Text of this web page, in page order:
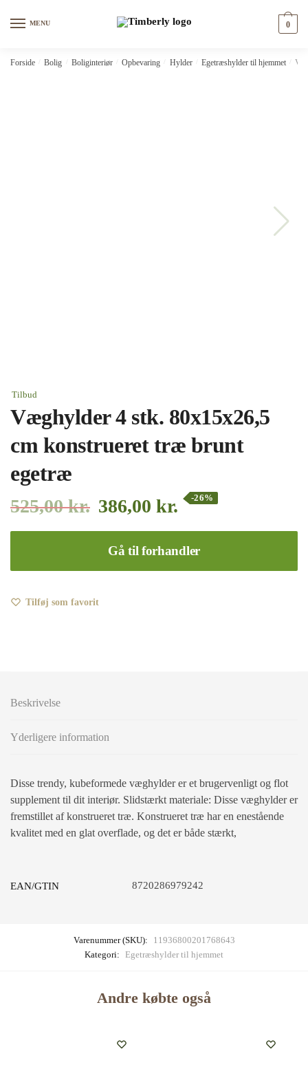
MENU 0
Forside Bolig Boliginteriør Opbevaring Hylder Egetræshylder til hjemmet
Tilbud
Væghylder 4 stk. 80x15x26,5
cm konstrueret træ brunt
egetræ
525,00kr. 386,00 kr. -26%
Gå til forhandler
Tilføj som favorit
Beskrivelse
Yderligere information
Disse trendy, kubeformede væghylder er et brugervenligt og flot
supplement til dit interiør. Slidstærkt materiale: Disse væghylder er
fremstillet af konstrueret træ. Konstrueret træ har en enestående
kvalitet med en glat overflade, og det er både stærkt,
EAN/GTIN 8720286979242
Varenummer (SKU):
11936800201768643
Kategori: Egetræshylder til hjemmet
Andre købte også